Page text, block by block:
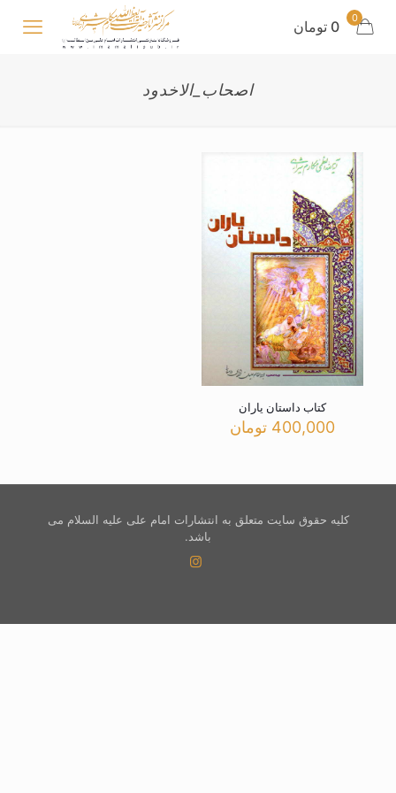
0 0 تومان
اصحاب_الاخدود
کتاب داستان یاران
400,000 تومان
کلیه حقوق سایت متعلق به انتشارات امام علی علیه السلام می
باشد.